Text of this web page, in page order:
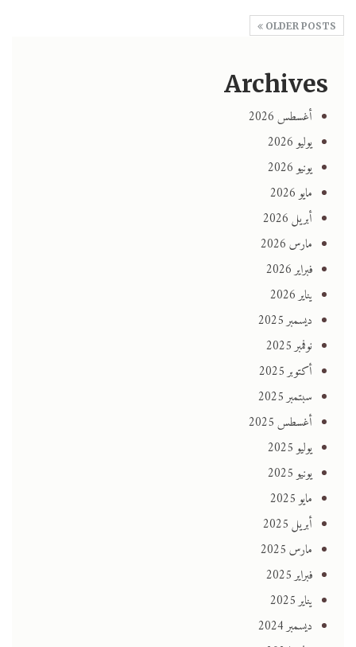
OLDER POSTS
Archives
أغسطس 2026
يوليو 2026
يونيو 2026
مايو 2026
أبريل 2026
مارس 2026
فبراير 2026
يناير 2026
ديسمبر 2025
نوفمبر 2025
أكتوبر 2025
سبتمبر 2025
أغسطس 2025
يوليو 2025
يونيو 2025
مايو 2025
أبريل 2025
مارس 2025
فبراير 2025
يناير 2025
ديسمبر 2024